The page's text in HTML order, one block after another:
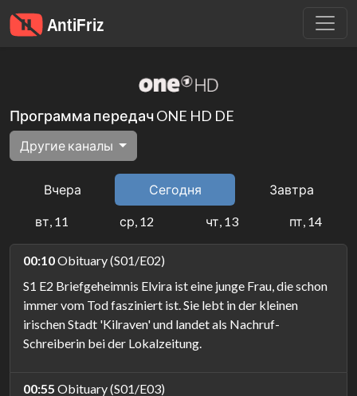
Программа передач ONE HD DE
Другие каналы
Вчера Сегодня Завтра
вт, 11 ср, 12 чт, 13 пт, 14
00:10Obituary (S01/E02)
S1 E2 Briefgeheimnis Elvira ist eine junge Frau, die schon
immer vom Tod fasziniert ist. Sie lebt in der kleinen
irischen Stadt 'Kilraven' und landet als Nachruf-
Schreiberin bei der Lokalzeitung.
00:55 Obituary (S01/E03)